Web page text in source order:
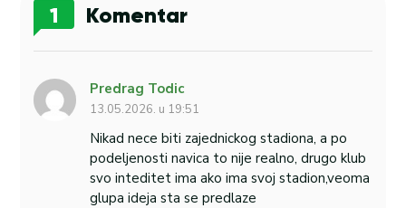
1 Komentar
Predrag Todic
13.05.2026. u 19:51
Nikad nece biti zajednickog stadiona, a po
podeljenosti navica to nije realno, drugo klub
svo inteditet ima ako ima svoj stadion,veoma
glupa ideja sta se predlaze